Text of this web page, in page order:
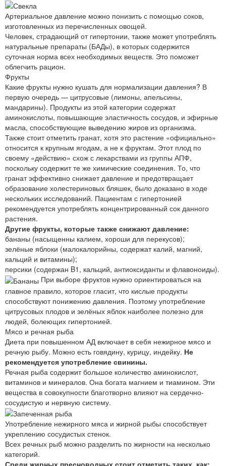
Артериальное давление можно понизить с помощью соков,
изготовленных из перечисленных овощей.
Человек, страдающий от гипертонии, также может употреблять
натуральные препараты (БАДы), в которых содержится
суточная норма всех необходимых веществ. Это поможет
облегчить рацион.
Фрукты
Какие фрукты нужно кушать для нормализации давления? В
первую очередь — цитрусовые (лимоны, апельсины,
мандарины). Продукты из этой категории содержат
аминокислоты, повышающие эластичность сосудов, и эфирные
масла, способствующие выведению жиров из организма.
Также стоит отметить гранат, хотя это растение «официально»
относится к крупным ягодам, а не к фруктам. Этот плод по
своему «действию» схож с лекарствами из группы АПФ,
поскольку содержит те же химические соединения. То, что
гранат эффективно снижает давление и предотвращает
образование холестериновых бляшек, было доказано в ходе
нескольких исследований. Пациентам с гипертонией
рекомендуется употреблять концентрированный сок данного
растения.
Другие фрукты, которые также снижают давление:
бананы (насыщенны калием, хороши для перекусов);
зелёные яблоки (малокалорийны, содержат калий, магний,
кальций и витамины);
персики (содержан B1, кальций, антиоксиданты и флавоноиды).
При выборе фруктов нужно ориентироваться на
главное правило, которое гласит, что кислые продукты
способствуют понижению давления. Поэтому употребление
цитрусовых плодов и зелёных яблок наиболее полезно для
людей, болеющих гипертонией.
Мясо и речная рыба
Диета при повышенном АД включает в себя нежирное мясо и
речную рыбу. Можно есть говядину, курицу, индейку. Не
рекомендуется употребление свинины.
Речная рыба содержит большое количество аминокислот,
витаминов и минералов. Она богата магнием и тиамином. Эти
вещества в совокупности благотворно влияют на сердечно-
сосудистую и нервную систему.
Употребление нежирного мяса и жирной рыбы способствует
укреплению сосудистых стенок.
Всех речных рыб можно разделить по жирности на несколько
категорий.
Среди жирных пресноводных стоит отметить таких, как: